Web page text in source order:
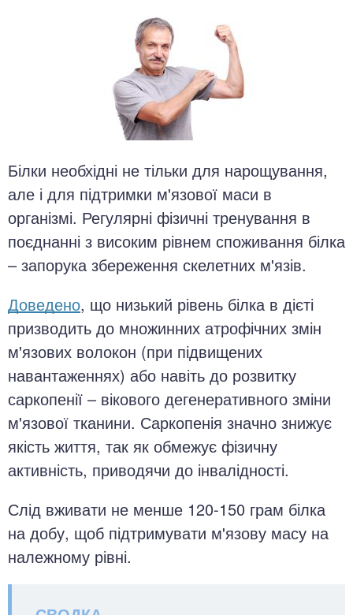
Білки необхідні не тільки для нарощування,
але і для підтримки м'язової маси в
організмі. Регулярні фізичні тренування в
поєднанні з високим рівнем споживання білка
– запорука збереження скелетних м'язів.
Доведено, що низький рівень білка в дієті
призводить до множинних атрофічних змін
м'язових волокон (при підвищених
навантаженнях) або навіть до розвитку
саркопенії – вікового дегенеративного зміни
м'язової тканини. Саркопенія значно знижує
якість життя, так як обмежує фізичну
активність, приводячи до інвалідності.
Слід вживати не менше 120-150 грам білка
на добу, щоб підтримувати м'язову масу на
належному рівні.